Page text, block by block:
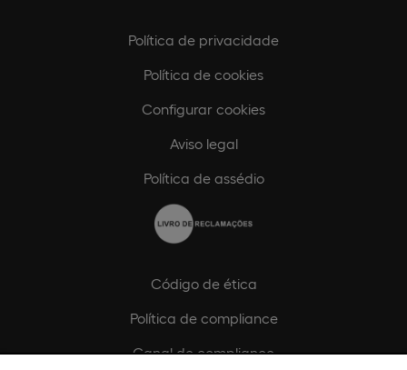
Política de privacidade
Política de cookies
Configurar cookies
Aviso legal
Política de assédio
Código de ética
Política de compliance
Canal de compliance